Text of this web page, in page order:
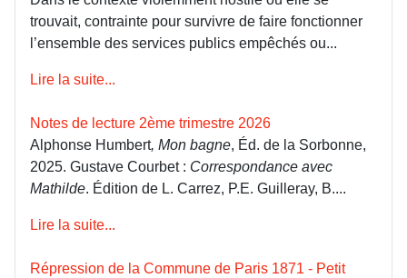
trouvait, contrainte pour survivre de faire fonctionner
l’ensemble des services publics empêchés ou...
Lire la suite...
Notes de lecture 2ème trimestre 2026
Alphonse Humbert, Mon bagne, Éd. de la Sorbonne,
2025. Gustave Courbet : Correspondance avec
Mathilde. Édition de L. Carrez, P.E. Guilleray, B....
Lire la suite...
Répression de la Commune de Paris 1871 - Petit